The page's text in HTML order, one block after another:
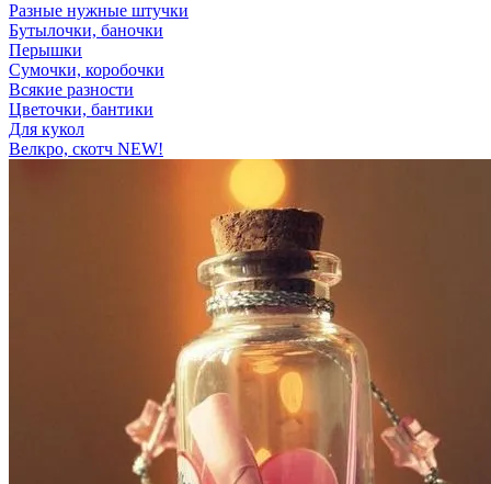
Разные нужные штучки
Бутылочки, баночки
Перышки
Сумочки, коробочки
Всякие разности
Цветочки, бантики
Для кукол
Велкро, скотч NEW!